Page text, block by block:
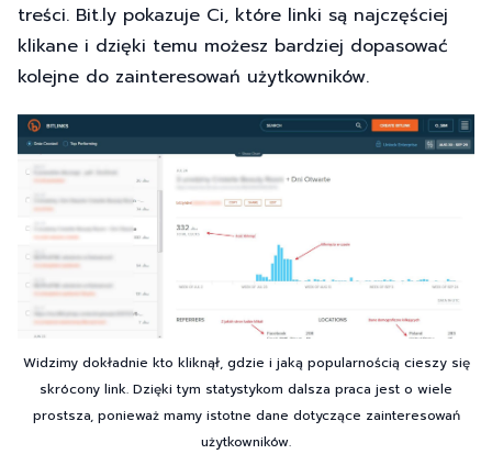
treści. Bit.ly pokazuje Ci, które linki są najczęściej
klikane i dzięki temu możesz bardziej dopasować
kolejne do zainteresowań użytkowników.
Widzimy dokładnie kto kliknął, gdzie i jaką popularnością cieszy się
skrócony link. Dzięki tym statystykom dalsza praca jest o wiele
prostsza, ponieważ mamy istotne dane dotyczące zainteresowań
użytkowników.